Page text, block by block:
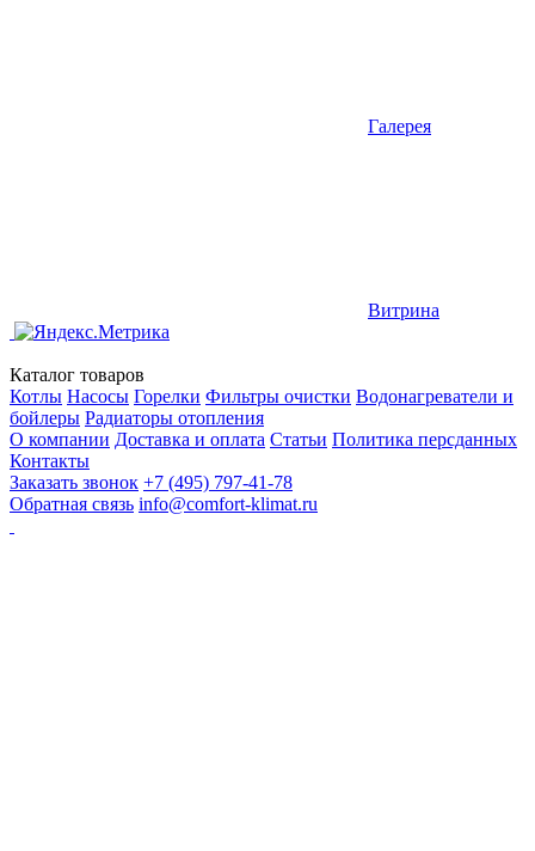
Галерея
Витрина
Каталог товаров
Котлы Насосы Горелки Фильтры очистки Водонагреватели и
бойлеры Радиаторы отопления
О компании Доставка и оплата Статьи Политика персданных
Контакты
Заказать звонок +7 (495) 797-41-78
Обратная связь info@comfort-klimat.ru